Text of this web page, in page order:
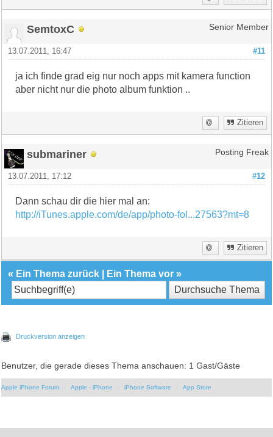
SemtoxC Senior Member
#11
13.07.2011, 16:47
ja ich finde grad eig nur noch apps mit kamera function
aber nicht nur die photo album funktion ..
Zitieren
submariner Posting Freak
#12
13.07.2011, 17:12
Dann schau dir die hier mal an:
http://iTunes.apple.com/de/app/photo-fol...27563?mt=8
Zitieren
« Ein Thema zurück Ein Thema vor »
Druckversion anzeigen
Benutzer, die gerade dieses Thema anschauen: 1 Gast/Gäste
Apple iPhone Forum Apple - iPhone iPhone Software App Store